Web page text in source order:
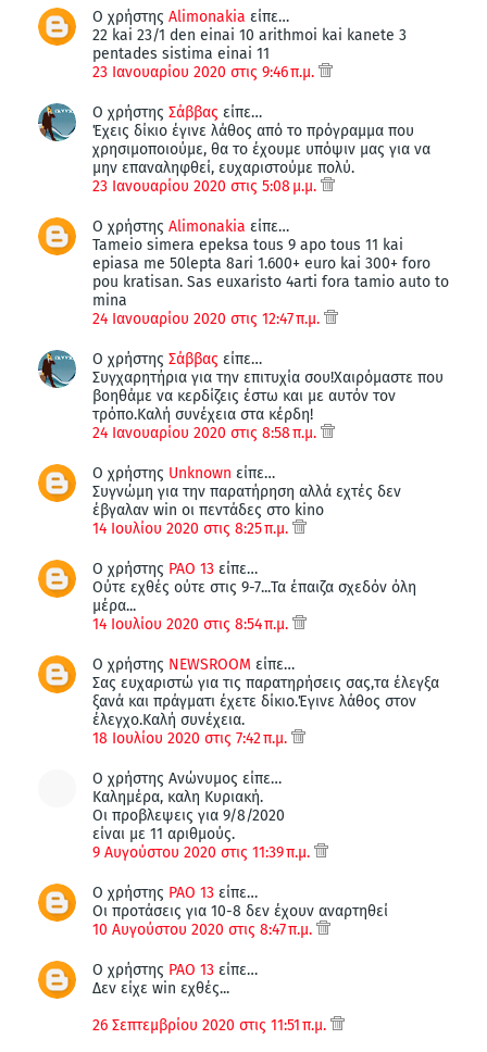
Ο χρήστης Alimonakia είπε…
22 kai 23/1 den einai 10 arithmoi kai kanete 3
pentades sistima einai 11
23 Ιανουαρίου 2020 στις 9:46 π.μ.
Ο χρήστης Σάββας είπε…
Έχεις δίκιο έγινε λάθος από το πρόγραμμα που
χρησιμοποιούμε, θα το έχουμε υπόψιν μας για να
μην επαναληφθεί, ευχαριστούμε πολύ.
23 Ιανουαρίου 2020 στις 5:08 μ.μ.
Ο χρήστης Alimonakia είπε…
Tameio simera epeksa tous 9 apo tous 11 kai
epiasa me 50lepta 8ari 1.600+ euro kai 300+ foro
pou kratisan. Sas euxaristo 4arti fora tamio auto to
mina
24 Ιανουαρίου 2020 στις 12:47 π.μ.
Ο χρήστης Σάββας είπε…
Συγχαρητήρια για την επιτυχία σου!Χαιρόμαστε που
βοηθάμε να κερδίζεις έστω και με αυτόν τον
τρόπο.Καλή συνέχεια στα κέρδη!
24 Ιανουαρίου 2020 στις 8:58 π.μ.
Ο χρήστης Unknown είπε…
Συγνώμη για την παρατήρηση αλλά εχτές δεν
έβγαλαν win οι πεντάδες στο kino
14 Ιουλίου 2020 στις 8:25 π.μ.
Ο χρήστης PAO 13 είπε…
Ούτε εχθές ούτε στις 9-7...Τα έπαιζα σχεδόν όλη
μέρα...
14 Ιουλίου 2020 στις 8:54 π.μ.
Ο χρήστης NEWSROOM είπε…
Σας ευχαριστώ για τις παρατηρήσεις σας,τα έλεγξα
ξανά και πράγματι έχετε δίκιο.Έγινε λάθος στον
έλεγχο.Καλή συνέχεια.
18 Ιουλίου 2020 στις 7:42 π.μ.
Ο χρήστης Ανώνυμος είπε…
Καλημέρα, καλη Κυριακή.
Οι προβλεψεις για 9/8/2020
είναι με 11 αριθμούς.
9 Αυγούστου 2020 στις 11:39 π.μ.
Ο χρήστης PAO 13 είπε…
Οι προτάσεις για 10-8 δεν έχουν αναρτηθεί
10 Αυγούστου 2020 στις 8:47 π.μ.
Ο χρήστης PAO 13 είπε…
Δεν είχε win εχθές...
26 Σεπτεμβρίου 2020 στις 11:51 π.μ.